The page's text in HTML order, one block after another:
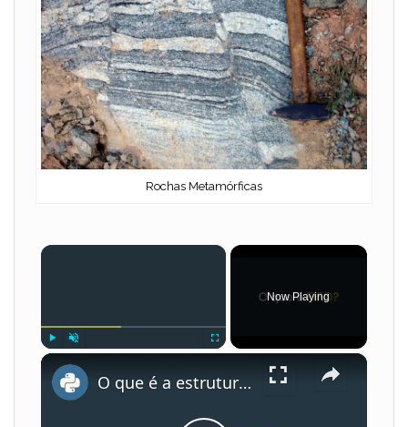
Rochas Metamórficas
×
Now Playing
×
O que é a estrutura FIFO?